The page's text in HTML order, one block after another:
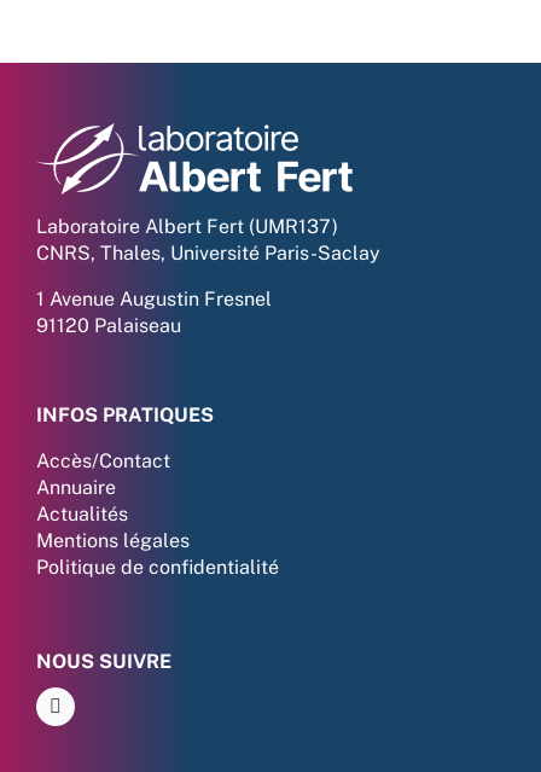
Laboratoire Albert Fert (UMR137)
CNRS, Thales, Université Paris-Saclay
1 Avenue Augustin Fresnel
91120 Palaiseau
INFOS PRATIQUES
Accès/Contact
Annuaire
Actualités
Mentions légales
Politique de confidentialité
NOUS SUIVRE